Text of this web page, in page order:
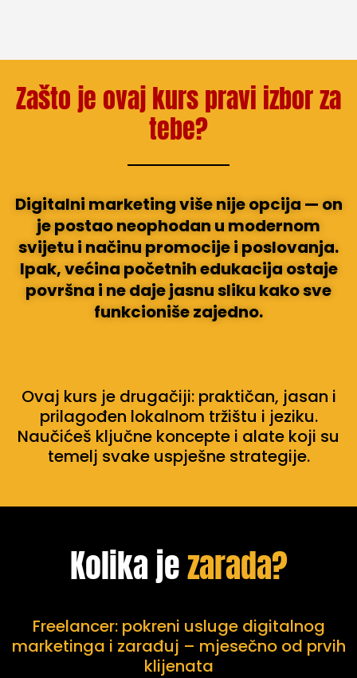
Zašto je ovaj kurs pravi izbor za
tebe?
Digitalni marketing više nije opcija — on
je postao neophodan u modernom
svijetu i načinu promocije i poslovanja.
Ipak, većina početnih edukacija ostaje
površna i ne daje jasnu sliku kako sve
funkcioniše zajedno.
Ovaj kurs je drugačiji: praktičan, jasan i
prilagođen lokalnom tržištu i jeziku.
Naučićeš ključne koncepte i alate koji su
temelj svake uspješne strategije.
Kolika jezarada?
Freelancer: pokreni usluge digitalnog
marketinga i zarađuj – mjesečno od prvih
klijenata